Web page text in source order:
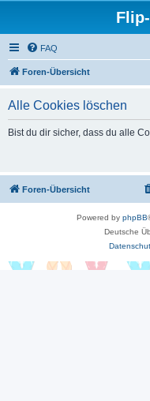
FAQ
Foren-Übersicht
Alle Cookies löschen
Bist du dir sicher, dass du alle
Foren-Übersicht
Powered by phpBB
Deutsche